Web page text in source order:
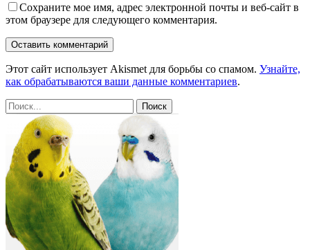
Сохраните мое имя, адрес электронной почты и веб-сайт в
этом браузере для следующего комментария.
Этот сайт использует Akismet для борьбы со спамом. Узнайте,
как обрабатываются ваши данные комментариев.